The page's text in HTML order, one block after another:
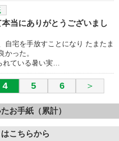
当にありがとうございまし
自宅を手放すことになり たまたま
かった。
ている暑い実…
4 5 6 ＞
お手紙（累計）
こちらから